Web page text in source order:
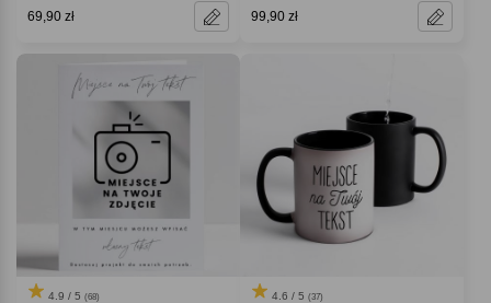
69,90 zł 99,90 zł
4.9 / 5 (68) 4.6 / 5 (37)